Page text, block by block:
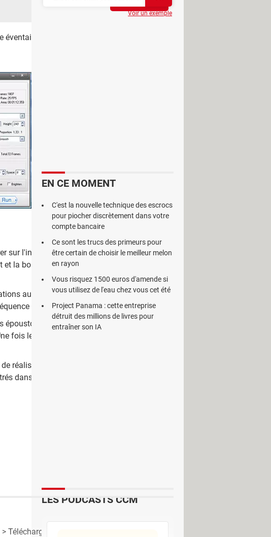
de formats populaires et dispose de
sur l'interface principale et lancer la
la bonne qualité du rendu. Parmi les formats
aux paramètres correspondant à chaque
et la taille de l'animation.
comme l'inversement. Le
fois les opérations terminées, les paramètres
réaliser des enregistrements d'écran rapides
dans un dossier préalablement sélectionné
> Télécharger - Divers Web & Internet
Voir un exemple
EN CE MOMENT
C'est la nouvelle technique des escrocs
pour piocher discrètement dans votre
compte bancaire
Ce sont les trucs des primeurs pour
être certain de choisir le meilleur melon
en rayon
Vous risquez 1500 euros d'amende si
vous utilisez de l'eau chez vous cet été
Project Panama : cette entreprise
détruit des millions de livres pour
entraîner son IA
LES PODCASTS CCM